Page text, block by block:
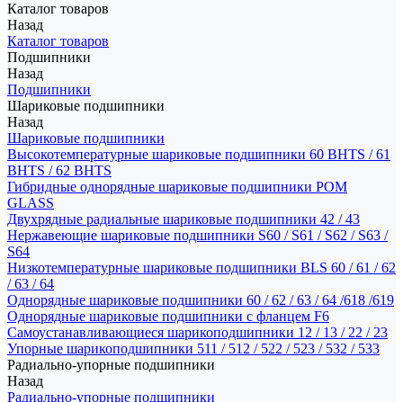
Каталог товаров
Назад
Каталог товаров
Подшипники
Назад
Подшипники
Шариковые подшипники
Назад
Шариковые подшипники
Высокотемпературные шариковые подшипники 60 BHTS / 61
BHTS / 62 BHTS
Гибридные однорядные шариковые подшипники POM
GLASS
Двухрядные радиальные шариковые подшипники 42 / 43
Нержавеющие шариковые подшипники S60 / S61 / S62 / S63 /
S64
Низкотемпературные шариковые подшипники BLS 60 / 61 / 62
/ 63 / 64
Однорядные шариковые подшипники 60 / 62 / 63 / 64 /618 /619
Однорядные шариковые подшипники с фланцем F6
Самоустанавливающиеся шарикоподшипники 12 / 13 / 22 / 23
Упорные шарикоподшипники 511 / 512 / 522 / 523 / 532 / 533
Радиально-упорные подшипники
Назад
Радиально-упорные подшипники